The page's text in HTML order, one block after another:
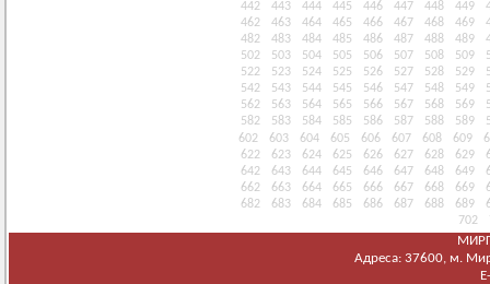
442
443 444 445 446 447 448 449
462
463 464 465 466 467 468 469
482
483 484 485 486 487 488 489
502
503 504 505 506 507 508 509
522
523 524 525 526 527 528 529
542
543 544 545 546 547 548 549
562
563 564 565 566 567 568 569
582
583 584 585 586 587 588 589
602
603 604 605 606 607 608 609
622
623 624 625 626 627 628 629
642
643 644 645 646 647 648 649
662
663 664 665 666 667 668 669
682
683 684 685 686 687 688 689
702
Адреса: 37600, м.